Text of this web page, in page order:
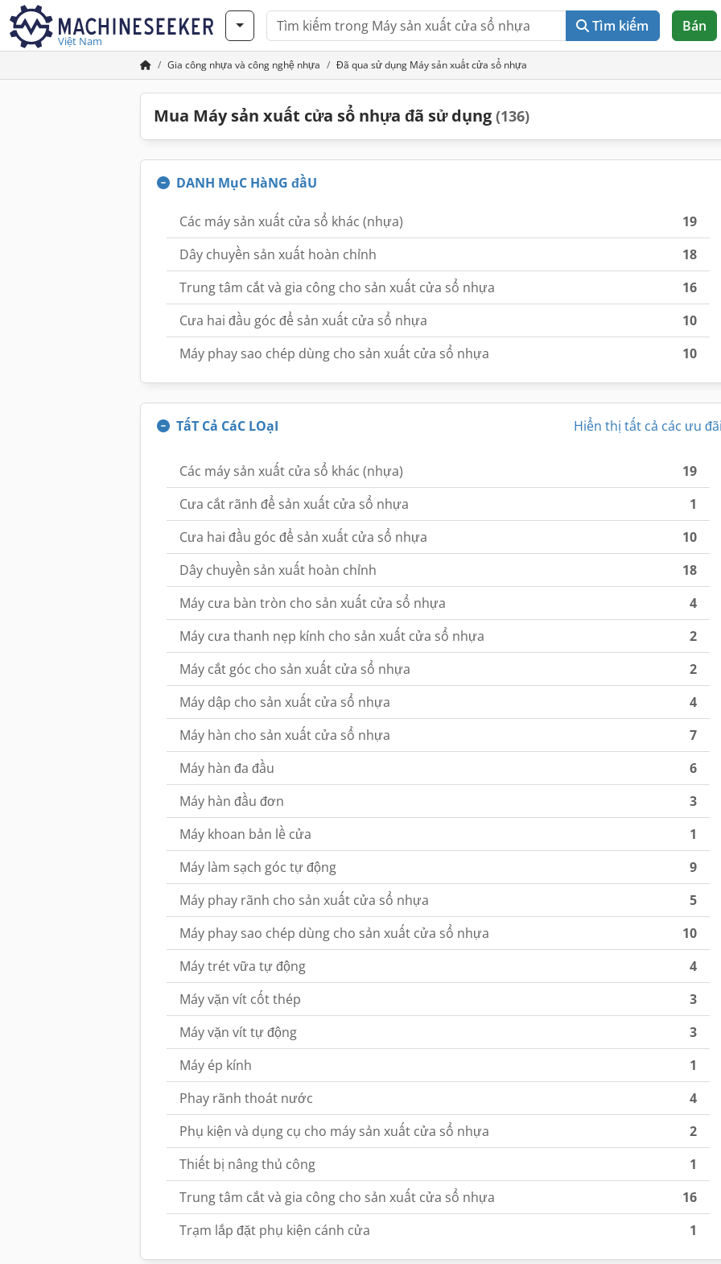
Việt Nam
Tìm kiếm Bán
Gia công nhựa và công nghệ nhựa Đã qua sử dụng Máy sản xuất cửa sổ nhựa
Mua Máy sản xuất cửa sổ nhựa đã sử dụng (136)
DANH MụC HàNG đầU
Các máy sản xuất cửa sổ khác (nhựa)
19
Dây chuyền sản xuất hoàn chỉnh
18
Trung tâm cắt và gia công cho sản xuất cửa sổ nhựa
16
Cưa hai đầu góc để sản xuất cửa sổ nhựa
10
Máy phay sao chép dùng cho sản xuất cửa sổ nhựa
10
TấT Cả CáC LOạI Hiển thị tất cả các ưu
Các máy sản xuất cửa sổ khác (nhựa)
19
Cưa cắt rãnh để sản xuất cửa sổ nhựa
1
Cưa hai đầu góc để sản xuất cửa sổ nhựa
10
Dây chuyền sản xuất hoàn chỉnh
18
Máy cưa bàn tròn cho sản xuất cửa sổ nhựa
4
Máy cưa thanh nẹp kính cho sản xuất cửa sổ nhựa
2
Máy cắt góc cho sản xuất cửa sổ nhựa
2
Máy dập cho sản xuất cửa sổ nhựa
4
Máy hàn cho sản xuất cửa sổ nhựa
7
Máy hàn đa đầu
6
Máy hàn đầu đơn
3
Máy khoan bản lề cửa
1
Máy làm sạch góc tự động
9
Máy phay rãnh cho sản xuất cửa sổ nhựa
5
Máy phay sao chép dùng cho sản xuất cửa sổ nhựa
10
Máy trét vữa tự động
4
Máy vặn vít cốt thép
3
Máy vặn vít tự động
3
Máy ép kính
1
Phay rãnh thoát nước
4
Phụ kiện và dụng cụ cho máy sản xuất cửa sổ nhựa
2
Thiết bị nâng thủ công
1
Trung tâm cắt và gia công cho sản xuất cửa sổ nhựa
16
Trạm lắp đặt phụ kiện cánh cửa
1